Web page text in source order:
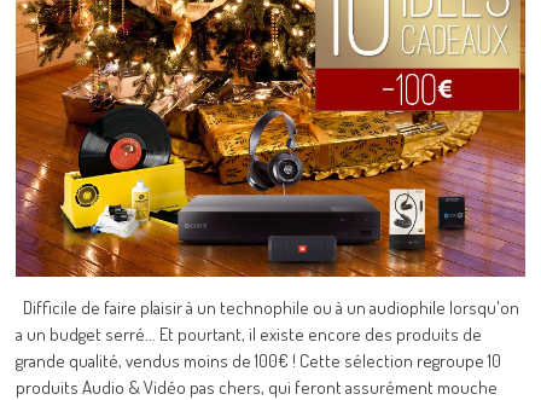
Difficile de faire plaisir à un technophile ou à un audiophile lorsqu'on
a un budget serré... Et pourtant, il existe encore des produits de
grande qualité, vendus moins de 100€ ! Cette sélection regroupe 10
produits Audio & Vidéo pas chers, qui feront assurément mouche